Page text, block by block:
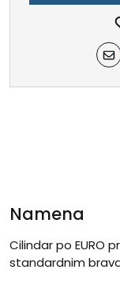
Namena
Cilindar po EURO
standardnim